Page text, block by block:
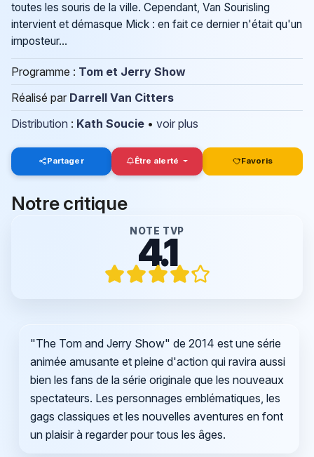
toutes les souris de la ville. Cependant, Van Sourisling
intervient et démasque Mick : en fait ce dernier n'était qu'un
imposteur...
Programme : Tom et Jerry Show
Réalisé par Darrell Van Citters
Distribution : Kath Soucie • voir plus
Partager Être alerté Favoris
Notre critique
NOTE TVP
4.1
"The Tom and Jerry Show" de 2014 est une série
animée amusante et pleine d'action qui ravira aussi
bien les fans de la série originale que les nouveaux
spectateurs. Les personnages emblématiques, les
gags classiques et les nouvelles aventures en font
un plaisir à regarder pour tous les âges.